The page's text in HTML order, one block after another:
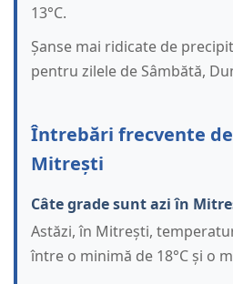
13°C.
Șanse mai ridicate de
pentru zilele de Sâmbătă,
Întrebări frecvente
Mitrești
Câte grade sunt azi în
Astăzi, în Mitrești,
între o minimă de 18°C și o